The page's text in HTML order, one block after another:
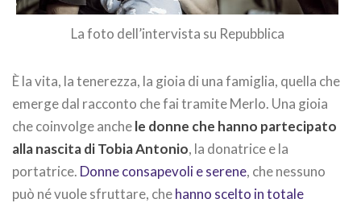
La foto dell’intervista su Repubblica
È la vita, la tenerezza, la gioia di una famiglia, quella che
emerge dal racconto che fai tramite Merlo. Una gioia
che coinvolge anchele donne che hanno partecipato
alla nascita di Tobia Antonio, la donatrice e la
portatrice. Donne consapevoli e serene, che nessuno
può né vuole sfruttare, chehanno scelto in totale